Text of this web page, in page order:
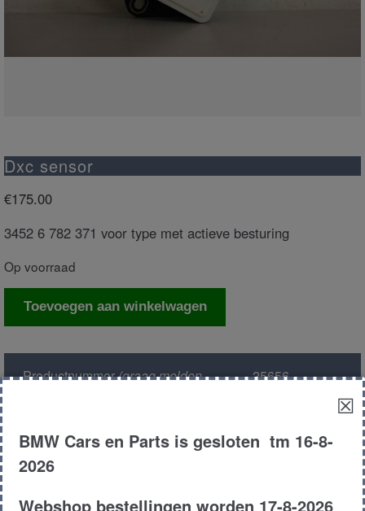
Dxc sensor
€175.00
3452 6 782 371 voor type met actieve besturing
Op voorraad
DxcToevoegen aan winkelwagen
Productnummer(graag melden
25656
Model : E71
schwarz
☒
BMW Cars en Parts is gesloten tm 16-8-
2026
Webshop bestellingen worden 17-8-2026